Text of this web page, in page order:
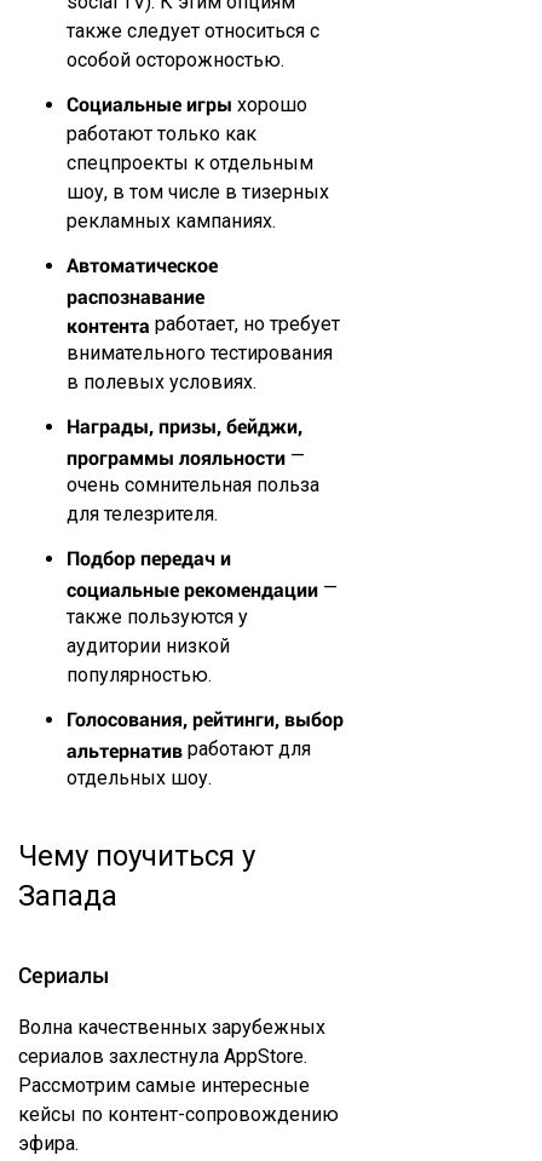
также следует относиться с
особой осторожностью.
Социальные игры хорошо
работают только как
спецпроекты к отдельным
шоу, в том числе в тизерных
рекламных кампаниях.
Автоматическое
распознавание
контента работает, но требует
внимательного тестирования
в полевых условиях.
Награды, призы, бейджи,
программы лояльности —
очень сомнительная польза
для телезрителя.
Подбор передач и
социальные рекомендации —
также пользуются у
аудитории низкой
популярностью.
Голосования, рейтинги, выбор
альтернатив работают для
отдельных шоу.
Чему поучиться у
Запада
Сериалы
Волна качественных зарубежных
сериалов захлестнула AppStore.
Рассмотрим самые интересные
кейсы по контент-сопровождению
эфира.